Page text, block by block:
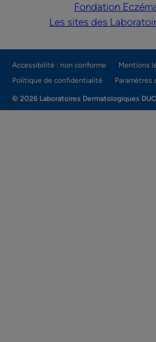
Fondation
Les sites des
Accessibilité : non conforme
Mentions
Politique de confidentialité
Paramètres
© 2026 Laboratoires Dermatologiques